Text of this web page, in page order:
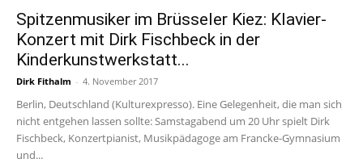
Spitzenmusiker im Brüsseler Kiez: Klavier-
Konzert mit Dirk Fischbeck in der
Kinderkunstwerkstatt...
Dirk Fithalm - 4. November 2017
Berlin, Deutschland (Kulturexpresso). Eine Gelegenheit, die man sich
nicht entgehen lassen sollte: Samstagabend um 20 Uhr spielt Dirk
Fischbeck, Konzertpianist, Musikpädagoge am Francke-Gymnasium
und...